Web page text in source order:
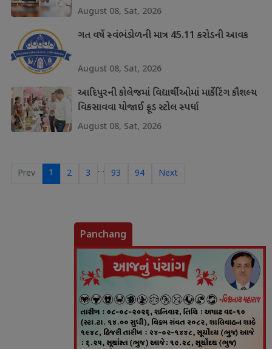
August 08, Sat, 2026
ગત વર્ષે સ્વંભંડોળની માત્ર 45.11 કરોડની આવક
August 08, Sat, 2026
આદિપુરની કોલેજમાં વિદ્યાર્થીઓમાં માર્કેટિંગ કૌશલ્ય
વિકસાવવા યોજાઈ ફૂડ સ્ટોલ સ્પર્ધા
August 08, Sat, 2026
Prev 1 2 3 … 93 94 Next
Panchang